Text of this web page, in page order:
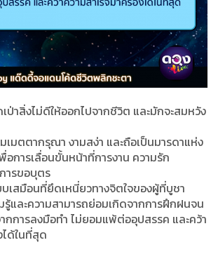
ป่าสิ่งไม่ดีให้ออกไปจากชีวิต และมักจะสมหวัง
เมตตากรุณา งามสง่า และถือเป็นมารดาแห่ง
อการเลื่อนขั้นหน้าที่การงาน ความรัก
ารขอบุตร
เสมือนที่ยึดเหนี่ยวทางจิตใจของผู้ที่บูชา
และความสามารถย่อมเกิดจากการฝึกฝนจน
กการลงมือทำ ไม่ยอมแพ้ต่ออุปสรรค และคว้า
ได้ในที่สุด